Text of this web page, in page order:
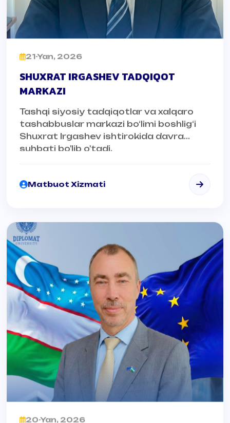
21-Yan, 2026
SHUXRAT IRGASHEV TADQIQOT
MARKAZI
Tashqi siyosiy tadqiqotlar va xalqaro
tashabbuslar markazi bo‘limi boshlig‘i
Shuxrat Irgashev ishtirokida davra
suhbati bo'lib o'tadi.
Matbuot Xizmati
20-Yan, 2026